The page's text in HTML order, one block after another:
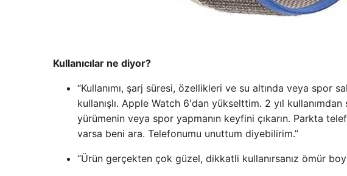
Kullanıcılar ne diyor?
“Kullanımı, şarj süresi, özellikleri ve su altında veya spor
kullanışlı. Apple Watch 6'dan yükselttim. 2 yıl
yürümenin veya spor yapmanın keyfini çıkarın. Parkta
varsa beni ara. Telefonumu unuttum diyebilirim.”
“Ürün gerçekten çok güzel, dikkatli kullanırsanız ömür